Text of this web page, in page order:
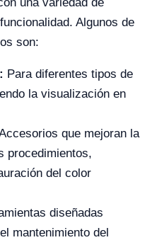
Algunos de
son:
Para diferentes tipos de
la visualización en
que mejoran la
procedimientos,
del color
diseñadas
mantenimiento del